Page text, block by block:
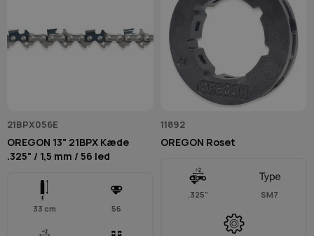
21BPX056E
OREGON 13" 21BPX Kæde
.325" / 1,5 mm / 56 led
33 cm 56
11892
OREGON Roset
.325" SM7